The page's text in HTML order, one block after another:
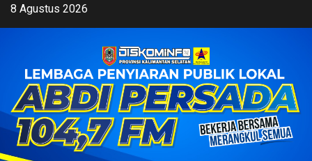
Skip8 Agustus 2026